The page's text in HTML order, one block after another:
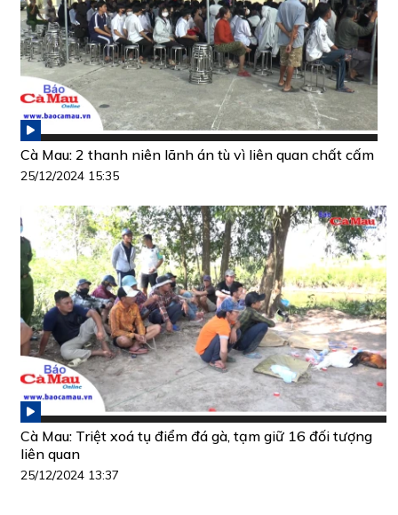
Cà Mau: 2 thanh niên lãnh án tù vì liên quan chất cấm
25/12/2024 15:35
Cà Mau: Triệt xoá tụ điểm đá gà, tạm giữ 16 đối tượng
liên quan
25/12/2024 13:37